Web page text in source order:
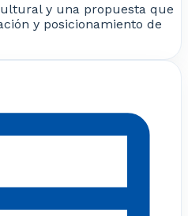
y una propuesta que
y posicionamiento de